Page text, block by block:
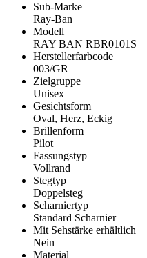
Sub-Marke
Ray-Ban
Modell
RAY BAN RBR0101S
Herstellerfarbcode
003/GR
Zielgruppe
Unisex
Gesichtsform
Oval, Herz, Eckig
Brillenform
Pilot
Fassungstyp
Vollrand
Stegtyp
Doppelsteg
Scharniertyp
Standard Scharnier
Mit Sehstärke erhältlich
Nein
Material